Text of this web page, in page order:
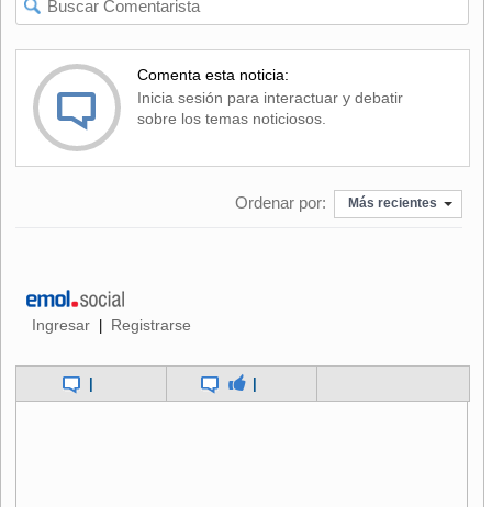
Comenta esta noticia:
Inicia sesión para interactuar y debatir
sobre los temas noticiosos.
Ordenar por: Más recientes
Ingresar | Registrarse
| |